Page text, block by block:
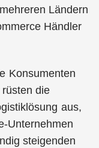
Ländern
Händler
Konsumenten
die
aus,
Unternehmen
steigenden